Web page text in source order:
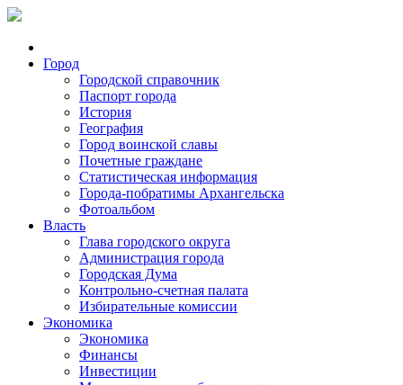
Город
Городской справочник
Паспорт города
История
География
Город воинской славы
Почетные граждане
Статистическая информация
Города-побратимы Архангельска
Фотоальбом
Власть
Глава городского округа
Администрация города
Городская Дума
Контрольно-счетная палата
Избирательные комиссии
Экономика
Экономика
Финансы
Инвестиции